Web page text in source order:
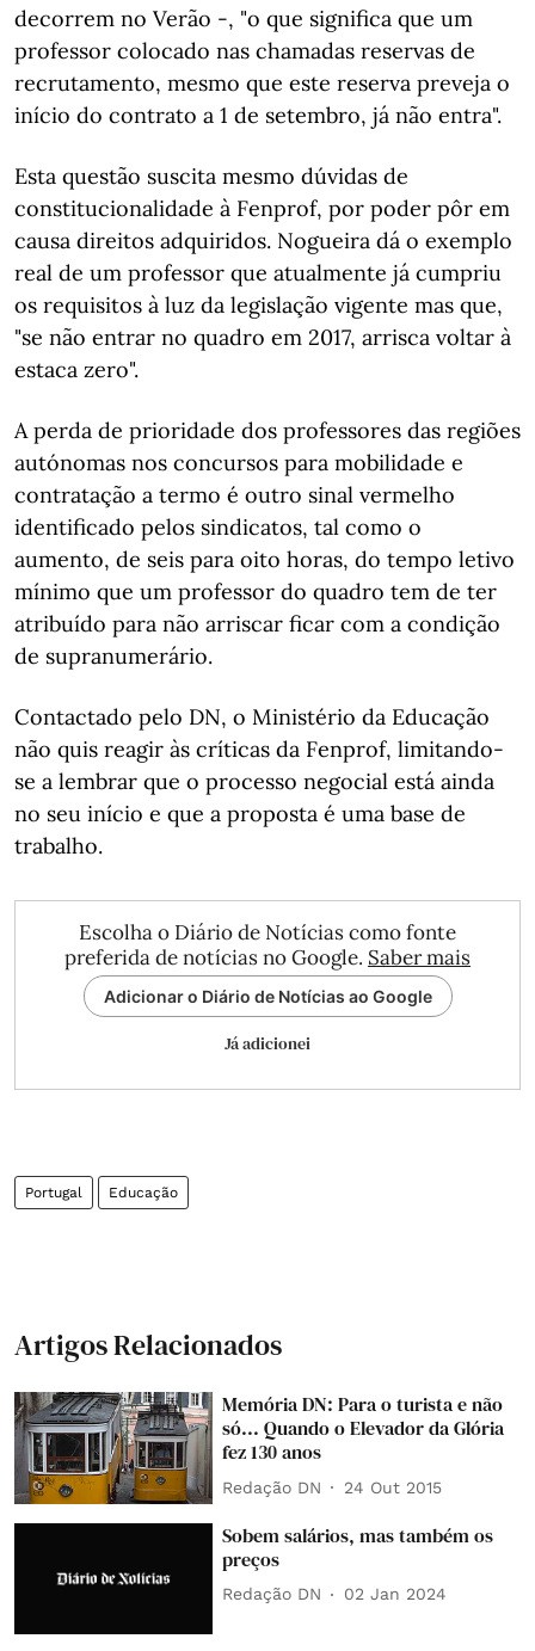
decorrem no Verão -, "o que significa que um
professor colocado nas chamadas reservas de
recrutamento, mesmo que este reserva preveja o
início do contrato a 1 de setembro, já não entra".
Esta questão suscita mesmo dúvidas de
constitucionalidade à Fenprof, por poder pôr em
causa direitos adquiridos. Nogueira dá o exemplo
real de um professor que atualmente já cumpriu
os requisitos à luz da legislação vigente mas que,
"se não entrar no quadro em 2017, arrisca voltar à
estaca zero".
A perda de prioridade dos professores das regiões
autónomas nos concursos para mobilidade e
contratação a termo é outro sinal vermelho
identificado pelos sindicatos, tal como o
aumento, de seis para oito horas, do tempo letivo
mínimo que um professor do quadro tem de ter
atribuído para não arriscar ficar com a condição
de supranumerário.
Contactado pelo DN, o Ministério da Educação
não quis reagir às críticas da Fenprof, limitando-
se a lembrar que o processo negocial está ainda
no seu início e que a proposta é uma base de
trabalho.
Escolha o Diário de Notícias como fonte
preferida de notícias no Google. Saber mais
Adicionar o Diário de Notícias ao Google
Já adicionei
Portugal Educação
Artigos Relacionados
Memória DN: Para o turista e não
só... Quando o Elevador da Glória
fez 130 anos
Redação DN 24 Out 2015
Sobem salários, mas também os
preços
Redação DN 02 Jan 2024